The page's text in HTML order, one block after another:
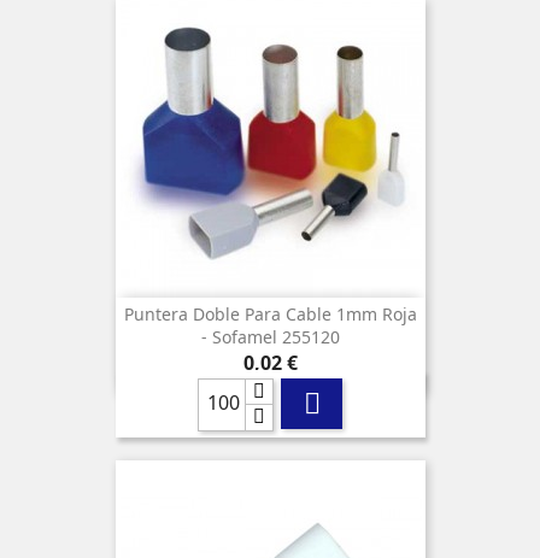
Puntera Doble Para Cable 1mm Roja
- Sofamel 255120
Precio
0,02 €
